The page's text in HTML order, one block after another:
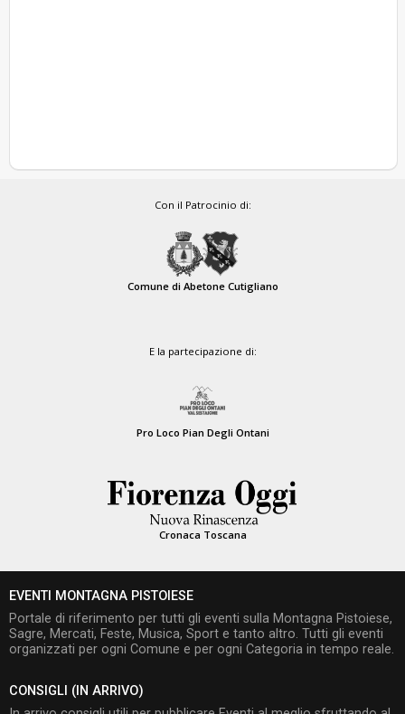
Con il Patrocinio di:
Comune di Abetone Cutigliano
E la partecipazione di:
Pro Loco Pian Degli Ontani
Cronaca Toscana
EVENTI MONTAGNA PISTOIESE
Portale di riferimento per tutti gli eventi sulla Montagna Pistoiese,
Sagre, Mercati, Feste, Musica, Sport e tanto altro. Tutti gli eventi
organizzati per ogni Comune e per ogni Categoria in tempo reale.
CONSIGLI (IN ARRIVO)